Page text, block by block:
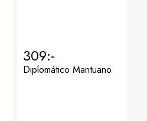
309:-
Diplomático Mantuano